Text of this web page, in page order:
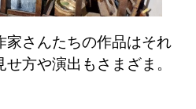
家さんたちの作品はそれ
方や演出もさまざま。